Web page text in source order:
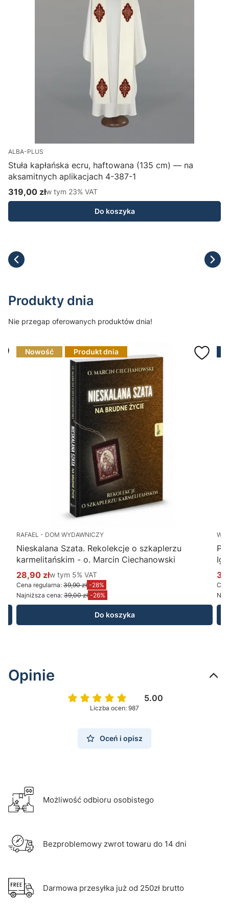
ALBA-PLUS
Stuła kapłańska ecru, haftowana (135 cm) — na
aksamitnych aplikacjach 4-387-1
Cena brutto
319,00 złw tym %s VAT
w tym 23% VAT
Do koszyka
Produkty dnia
Nie przegap oferowanych produktów dnia!
Nowość Produkt dnia
RAFAEL - DOM WYDAWNICZY
Nieskalana Szata. Rekolekcje o szkaplerzu
karmelitańskim - o. Marcin Ciechanowski
Cena promocyjna brutto
28,90 złw tym %s VAT
w tym 5% VAT
Cena regularna: 39,90 zł -28%
Najniższa cena: 39,00 zł -26%
Do koszyka
Opinie
5.00
Liczba ocen: 987
Oceń i opisz
Możliwość odbioru osobistego
Bezproblemowy zwrot towaru do 14 dni
Darmowa przesyłka już od 250zł brutto